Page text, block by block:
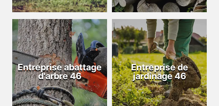
Entreprise abattage
d'arbre 46
Entreprise de
jardinage 46